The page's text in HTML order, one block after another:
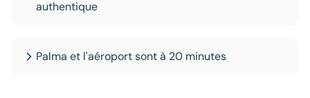
authentique
Palma et l'aéroport sont à 20 minutes